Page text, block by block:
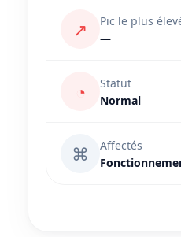
↗
Pic le plus
—
◔
Statut
Normal
⌘
Affectés